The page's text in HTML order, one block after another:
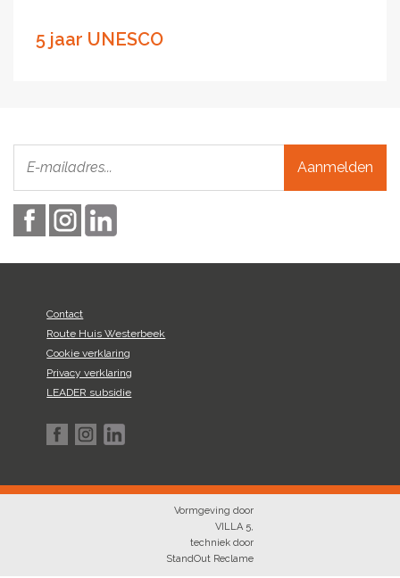
5 jaar UNESCO
Aanmelden
Contact
Route Huis Westerbeek
Cookie verklaring
Privacy verklaring
LEADER subsidie
Vormgeving door
VILLA 5,
techniek door
StandOut Reclame